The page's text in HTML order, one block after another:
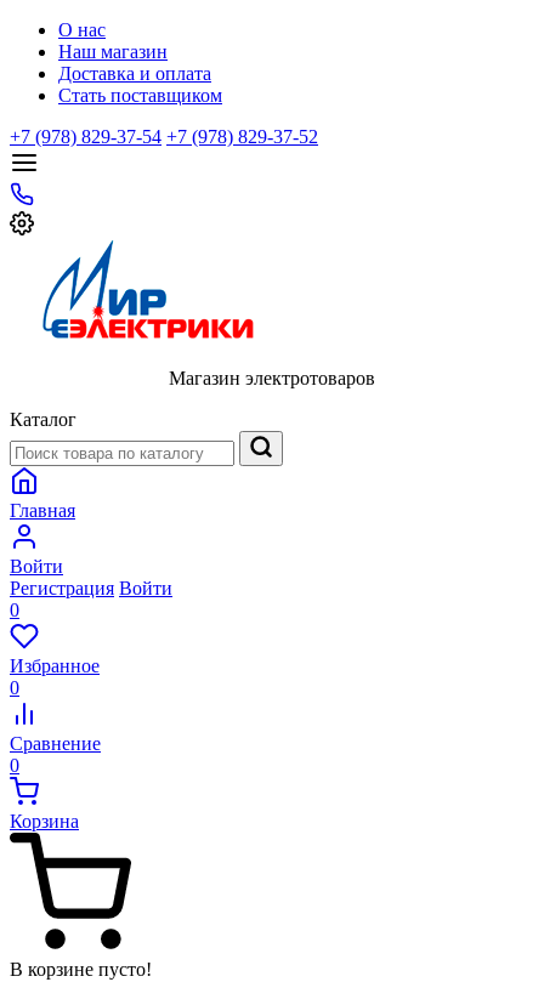
О нас
Наш магазин
Доставка и оплата
Стать поставщиком
+7 (978) 829-37-54 +7 (978) 829-37-52
Магазин электротоваров
Каталог
Главная
Войти
Регистрация Войти
0
Избранное
0
Сравнение
0
Корзина
В корзине пусто!